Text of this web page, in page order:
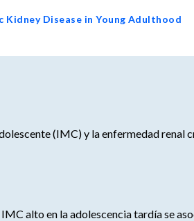
Kidney Disease in Young Adulthood
(IMC) y la enfermedad renal
alto en la adolescencia tardía se